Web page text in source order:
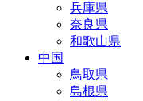
兵庫県
奈良県
和歌山県
中国
鳥取県
島根県